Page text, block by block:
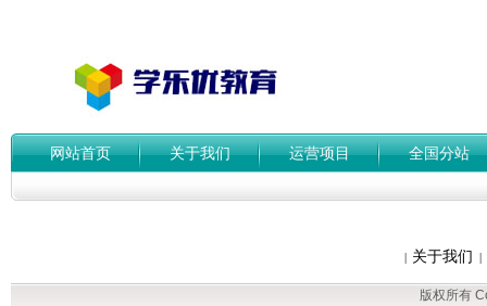
网站首页 关于我们 运营项目 全国分站
| 关于我们 |
版权所有